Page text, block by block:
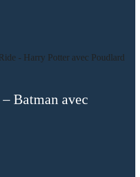
- Harry Potter avec Poudlard
Batman avec